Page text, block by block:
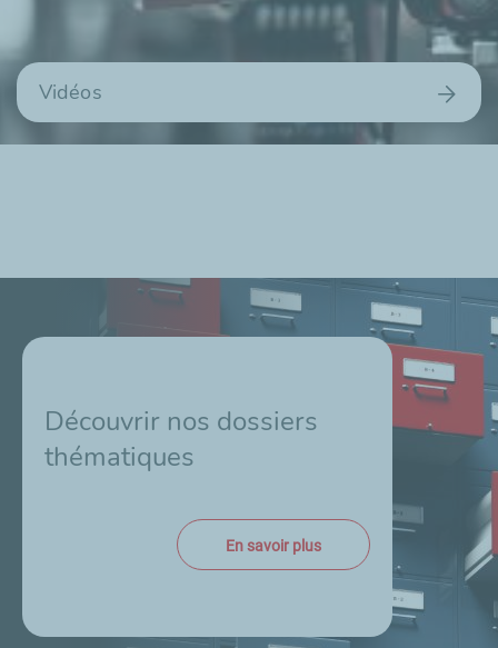
Vidéos
Découvrir nos dossiers
thématiques
En savoir plus